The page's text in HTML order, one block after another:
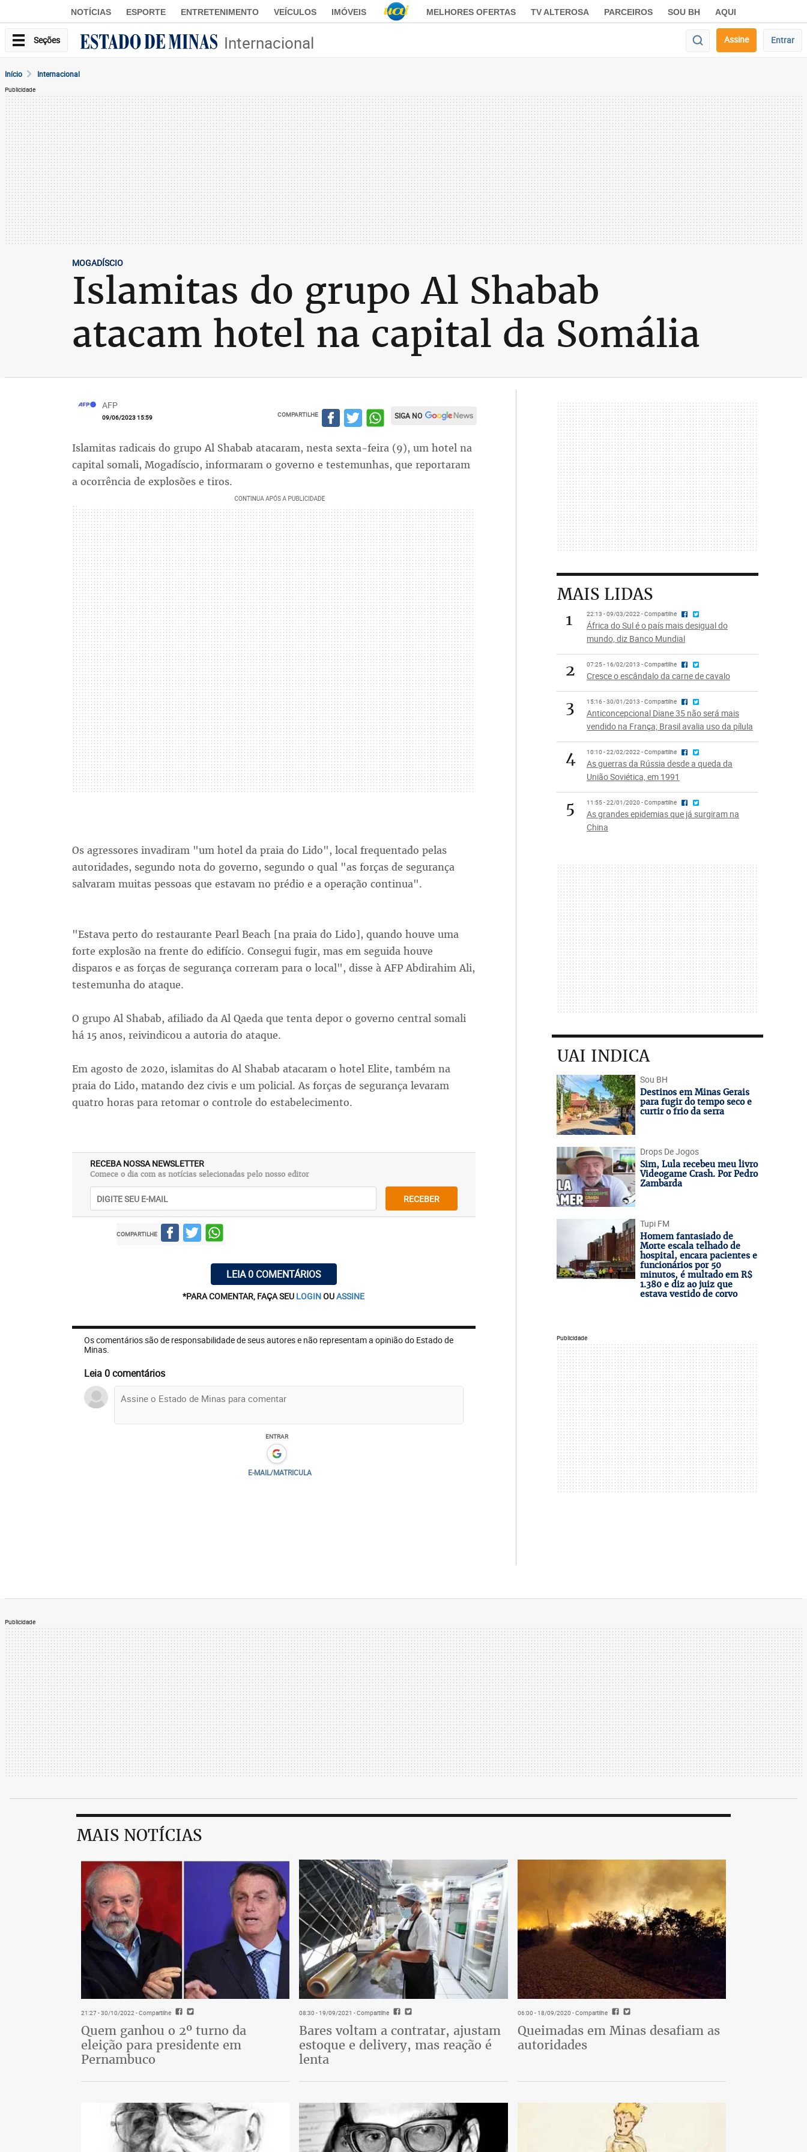
NOTÍCIAS ESPORTE ENTRETENIMENTO VEÍCULOS IMÓVEIS MELHORES OFERTAS TV ALTEROSA PARCEIROS SOU BH AQUI
Seções Internacional Assine Entrar
Início Internacional
Publicidade
MOGADÍSCIO
Islamitas do grupo Al Shabab
atacam hotel na capital da Somália
AFP
09/06/2023 15:59 COMPARTILHE SIGA NO
Islamitas radicais do grupo Al Shabab atacaram, nesta sexta-feira (9), um hotel na
capital somali, Mogadíscio, informaram o governo e testemunhas, que reportaram
a ocorrência de explosões e tiros.
Os agressores invadiram "um hotel da praia do Lido", local frequentado pelas
autoridades, segundo nota do governo, segundo o qual "as forças de segurança
salvaram muitas pessoas que estavam no prédio e a operação continua".
"Estava perto do restaurante Pearl Beach [na praia do Lido], quando houve uma
forte explosão na frente do edifício. Consegui fugir, mas em seguida houve
disparos e as forças de segurança correram para o local", disse à AFP Abdirahim Ali,
testemunha do ataque.
O grupo Al Shabab, afiliado da Al Qaeda que tenta depor o governo central somali
há 15 anos, reivindicou a autoria do ataque.
Em agosto de 2020, islamitas do Al Shabab atacaram o hotel Elite, também na
praia do Lido, matando dez civis e um policial. As forças de segurança levaram
quatro horas para retomar o controle do estabelecimento.
RECEBA NOSSA NEWSLETTER
Comece o dia com as notícias selecionadas pelo nosso editor
RECEBER
COMPARTILHE
LEIA 0 COMENTÁRIOS
*PARA COMENTAR, FAÇA SEU LOGINOUASSINE
Os comentários são de responsabilidade de seus autores e não representam a opinião do Estado de
Minas.
Leia 0 comentários
ENTRAR
E-MAIL/MATRICULA
MAIS LIDAS
1
22:13 - 09/03/2022 - Compartilhe
África do Sul é o país mais desigual do
mundo, diz Banco Mundial
2 07:25 - 16/02/2013 - Compartilhe
Cresce o escândalo da carne de cavalo
3 15:16 - 30/01/2013 - Compartilhe
Anticoncepcional Diane 35 não será mais
vendido na França; Brasil avalia uso da pílula
4 10:10 - 22/02/2022 - Compartilhe
As guerras da Rússia desde a queda da
União Soviética, em 1991
5 11:55 - 22/01/2020 - Compartilhe
As grandes epidemias que já surgiram na
China
UAI INDICA
Sou BH
Destinos em Minas Gerais
para fugir do tempo seco e
curtir o frio da serra
Drops De Jogos
Sim, Lula recebeu meu livro
Videogame Crash. Por Pedro
Zambarda
Tupi FM
Homem fantasiado de
Morte escala telhado de
hospital, encara pacientes e
funcionários por 50
minutos, é multado em R$
1.380 e diz ao juiz que
estava vestido de corvo
Publicidade
Publicidade
MAIS NOTÍCIAS
21:27 - 30/10/2022- Compartilhe
Quem ganhou o 2º turno da
eleição para presidente em
Pernambuco
08:30 - 19/09/2021 - Compartilhe
Bares voltam a contratar, ajustam
estoque e delivery, mas reação é
lenta
06:00 - 18/09/2020 - Compartilhe
Queimadas em Minas desafiam as
autoridades